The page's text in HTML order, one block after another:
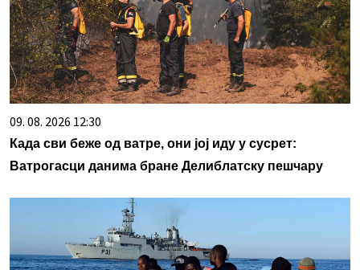
09. 08. 2026 12:30
Када сви беже од ватре, они јој иду у сусрет:
Ватрогасци данима бране Делиблатску пешчару